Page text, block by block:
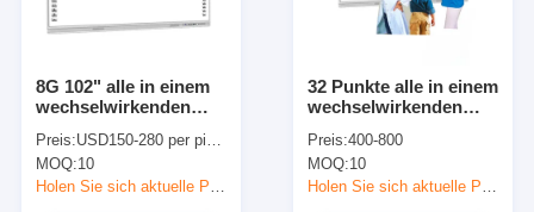
8G 102" alle in einem
wechselwirkenden
Noten-Punkten
Preis:USD150-280 per piece
MOQ:10
Holen Sie sich aktuelle Preis
32 Punkte alle in einem
wechselwirkenden
Sprecher
Preis:400-800
MOQ:10
Holen Sie sich aktuelle Preis